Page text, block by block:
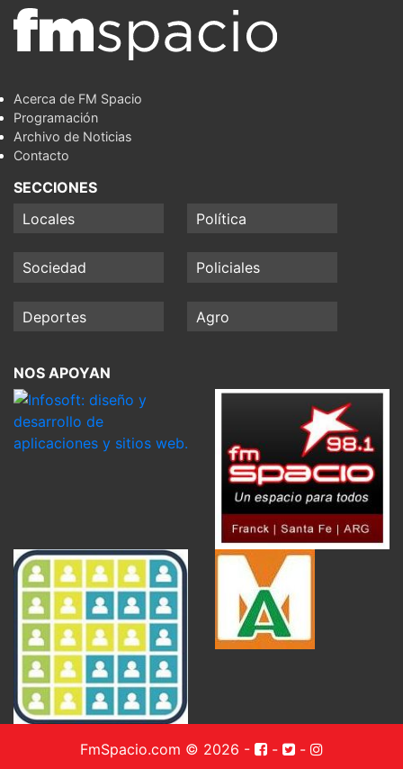
Acerca de FM Spacio
Programación
Archivo de Noticias
Contacto
SECCIONES
Locales
Política
Sociedad Policiales
Deportes Agro
NOS APOYAN
FmSpacio.com © 2026 - - -